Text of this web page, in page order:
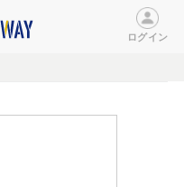
ログイン